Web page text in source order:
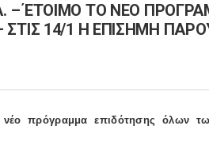
– ΈΤΟΙΜΟ ΤΟ ΝΕΟ
14/1 Η ΕΠΙΣΗΜΗ
πρόγραμμα επιδότησης όλων